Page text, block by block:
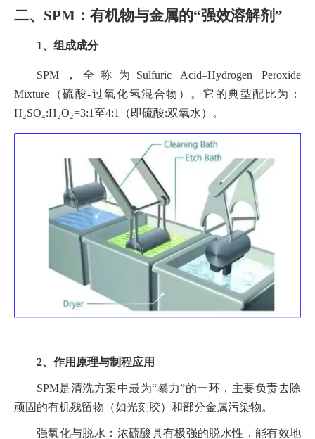
二、SPM：有机物与金属的“强效溶解剂”
1、组成成分
SPM，全称为Sulfuric Acid–Hydrogen Peroxide
Mixture（硫酸-过氧化氢混合物）。它的典型配比为：
H₂SO₄:H₂O₂=3:1至4:1（即硫酸:双氧水）。
2、作用原理与制程应用
SPM是清洗方案中最为“暴力”的一环，主要负责去除
顽固的有机残留物（如光刻胶）和部分金属污染物。
强氧化与脱水：浓硫酸具有极强的脱水性，能有效地